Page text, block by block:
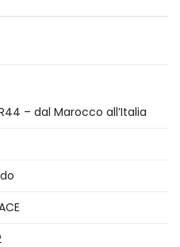
– dal Marocco all’Italia